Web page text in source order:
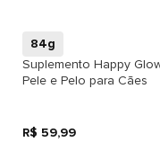
84g
Suplemento Happy
Pele e Pelo para Cães
R$ 59,99